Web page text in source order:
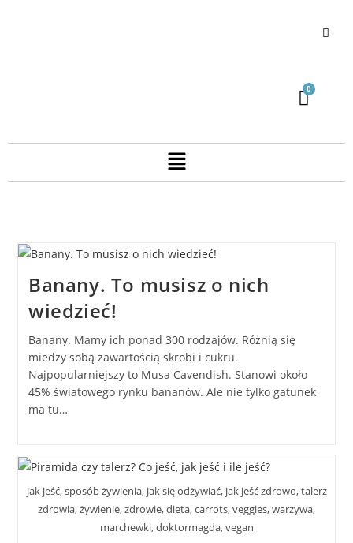
Banany. To musisz o nich
wiedzieć!
Banany. Mamy ich ponad 300 rodzajów. Różnią się
miedzy sobą zawartością skrobi i cukru.
Najpopularniejszy to Musa Cavendish. Stanowi około
45% światowego rynku bananów. Ale nie tylko gatunek
ma tu…
jak jeść, sposób żywienia, jak się odżywiać, jak jeść zdrowo, talerz
zdrowia, żywienie, zdrowie, dieta, carrots, veggies, warzywa,
marchewki, doktormagda, vegan